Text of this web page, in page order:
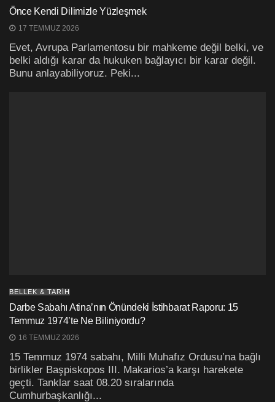
Önce Kendi Dilimizle Yüzleşmek
17 TEMMUZ 2026
Evet, Avrupa Parlamentosu bir mahkeme değil belki, ve
belki aldığı karar da hukuken bağlayıcı bir karar değil.
Bunu anlayabiliyoruz. Peki...
BELLEK & TARİH
Darbe Sabahı Atina’nın Önündeki İstihbarat Raporu: 15
Temmuz 1974’te Ne Biliniyordu?
16 TEMMUZ 2026
15 Temmuz 1974 sabahı, Milli Muhafız Ordusu’na bağlı
birlikler Başpiskopos III. Makarios’a karşı harekete
geçti. Tanklar saat 08.20 sıralarında
Cumhurbaşkanlığı...